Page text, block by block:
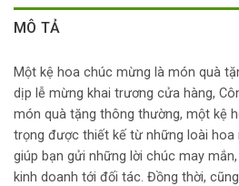
MÔ TẢ
Một kệ hoa chúc mừng là món quà
dịp lễ mừng khai trương cửa hàng,
món quà tặng thông thường, một kệ
trọng được thiết kế từ những loài hoa
giúp bạn gửi những lời chúc may
kinh doanh tới đối tác. Đồng thời,